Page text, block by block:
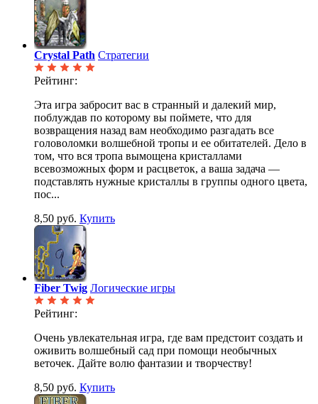
Crystal Path Стратегии
Рейтинг:
Эта игра забросит вас в странный и далекий мир,
поблуждав по которому вы поймете, что для
возвращения назад вам необходимо разгадать все
головоломки волшебной тропы и ее обитателей. Дело в
том, что вся тропа вымощена кристаллами
всевозможных форм и расцветок, а ваша задача —
подставлять нужные кристаллы в группы одного цвета,
пос...
8,50 руб. Купить
Fiber Twig Логические игры
Рейтинг:
Очень увлекательная игра, где вам предстоит создать и
оживить волшебный сад при помощи необычных
веточек. Дайте волю фантазии и творчеству!
8,50 руб. Купить